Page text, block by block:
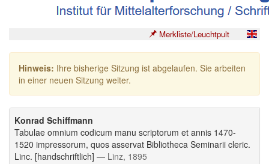
Merkliste/Leuchtpult
Hinweis: Ihre bisherige Sitzung ist abgelaufen. Sie arbeiten
in einer neuen Sitzung weiter.
Konrad Schiffmann
Tabulae omnium codicum manu scriptorum et annis 1470-
1520 impressorum, quos asservat Bibliotheca Seminarii cleric.
Linc. [handschriftlich] — Linz, 1895